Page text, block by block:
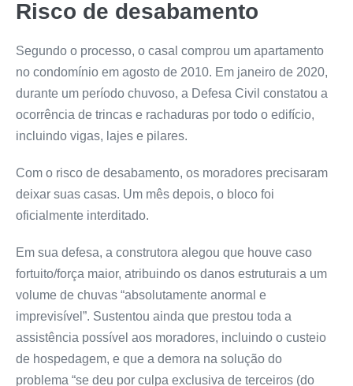
Risco de desabamento
Segundo o processo, o casal comprou um apartamento
no condomínio em agosto de 2010. Em janeiro de 2020,
durante um período chuvoso, a Defesa Civil constatou a
ocorrência de trincas e rachaduras por todo o edifício,
incluindo vigas, lajes e pilares.
Com o risco de desabamento, os moradores precisaram
deixar suas casas. Um mês depois, o bloco foi
oficialmente interditado.
Em sua defesa, a construtora alegou que houve caso
fortuito/força maior, atribuindo os danos estruturais a um
volume de chuvas “absolutamente anormal e
imprevisível”. Sustentou ainda que prestou toda a
assistência possível aos moradores, incluindo o custeio
de hospedagem, e que a demora na solução do
problema “se deu por culpa exclusiva de terceiros (do